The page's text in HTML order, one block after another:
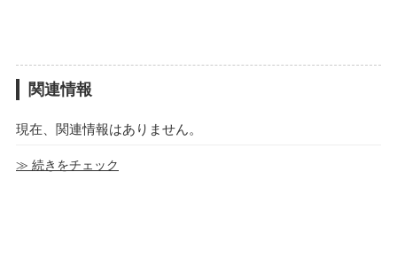
関連情報
現在、関連情報はありません。
≫ 続きをチェック